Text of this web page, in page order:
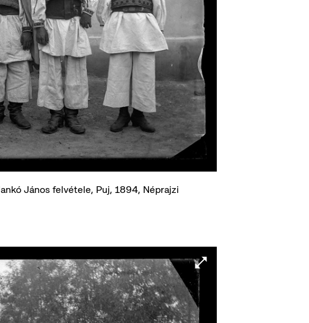
János felvétele, Puj, 1894, Néprajzi